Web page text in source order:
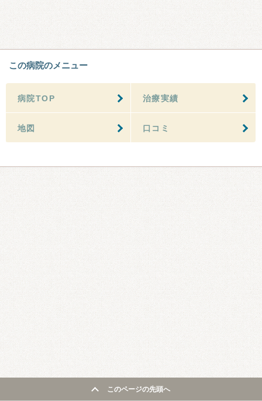
この病院のメニュー
病院TOP 治療実績
地図 口コミ
このページの先頭へ